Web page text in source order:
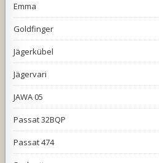
Emma
Goldfinger
Jägerkübel
Jägervari
JAWA 05
Passat 32BQP
Passat 474